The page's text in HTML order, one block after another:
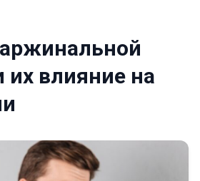
их влияние на